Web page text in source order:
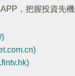
，把握投資先機
)